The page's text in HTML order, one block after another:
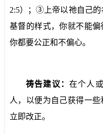
2:5）；③上帝以祂自己的
基督的样式，你就不能偏
你都要公正和不偏心。
祷告建议：在个人
人，以便为自己获得一
立即改正。